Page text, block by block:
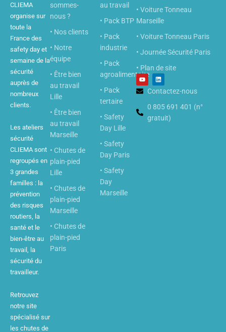
CLIEMA
organise sur
toute la
France des
safety day et
semaine de la
sécurité
auprès de
nombreux
clients.
Les ateliers
sécurité
CLIEMA sont
regroupés en
3 grandes
familles : la
prévention
des risques
routiers, la
santé et le
bien-être au
travail, la
sécurité du
travailleur.
Retrouvez
notre site
spécialisé sur
les chutes de
sommes-
nous ?
• Nos clients
• Notre
équipe
• Être bien
au travail
Lille
• Être bien
au travail
Marseille
• Chutes de
plain-pied
Lille
• Chutes de
plain-pied
Marseille
• Chutes de
plain-pied
Paris
au travail
• Pack BTP
• Pack
industrie
• Pack
agroalimentaire
• Pack
tertaire
• Safety
Day Lille
• Safety
Day Paris
• Safety
Day
Marseille
• Voiture Tonneau
Marseille
• Voiture Tonneau Paris
• Journée Sécurité Paris
• Plan de site
Y
o
u
t
e
L
i
n
k
d
n
Contactez-nous
0 805 691 401 (n°
gratuit)